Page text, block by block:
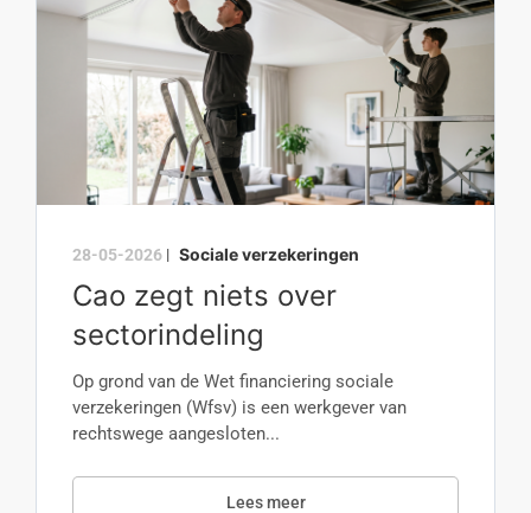
28-05-2026 | Sociale verzekeringen
Cao zegt niets over
sectorindeling
Op grond van de Wet financiering sociale
verzekeringen (Wfsv) is een werkgever van
rechtswege aangesloten...
Lees meer